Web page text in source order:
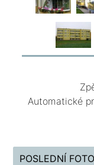
Automatické
POSLEDNÍ